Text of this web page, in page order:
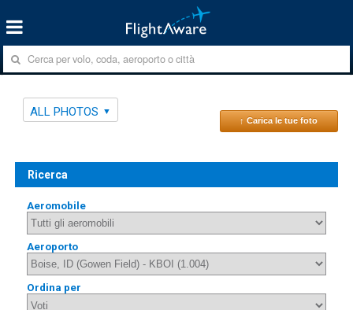
ALL PHOTOS
↑ Carica le tue foto
Ricerca
Aeromobile
Aeroporto
Ordina per